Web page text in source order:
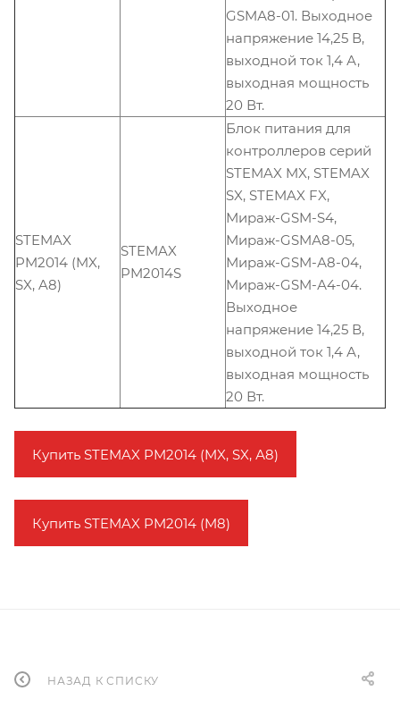
GSMА8-01. Выходное
напряжение 14,25 В,
выходной ток 1,4 А,
выходная мощность
20 Вт.
STEMAX
PM2014 (MX,
SX, A8)
STEMAX
PM2014S
Блок питания для
контроллеров серий
STEMAX MX, STEMAX
SX, STEMAX FX,
Мираж-GSM-S4,
Мираж-GSMА8-05,
Мираж-GSM-А8-04,
Мираж-GSM-А4-04.
Выходное
напряжение 14,25 В,
выходной ток 1,4 А,
выходная мощность
20 Вт.
Купить STEMAX PM2014 (MX, SX, А8)
Купить STEMAX PM2014 (M8)
НАЗАД К СПИСКУ